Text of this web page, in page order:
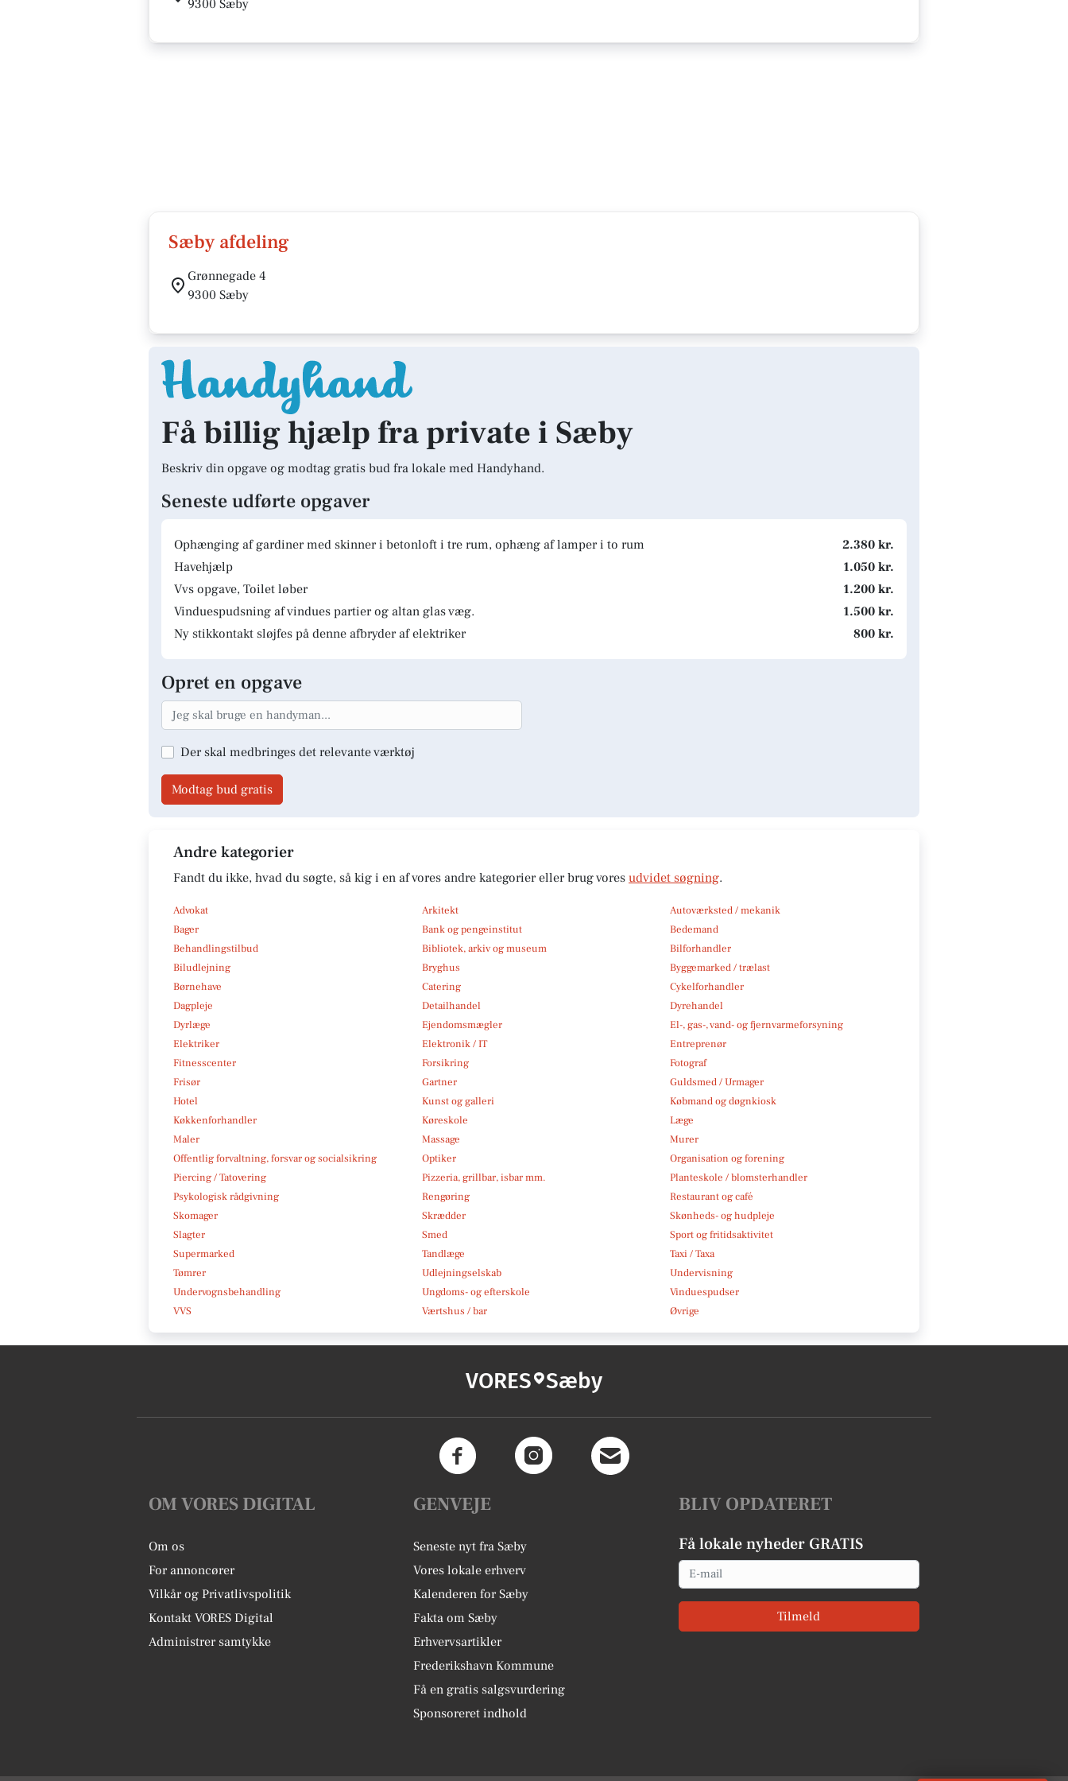
9300 Sæby
Sæby afdeling
Grønnegade 4
9300 Sæby
Få billig hjælp fra private i Sæby
Beskriv din opgave og modtag gratis bud fra lokale med Handyhand.
Seneste udførte opgaver
Ophænging af gardiner med skinner i betonloft i tre rum, ophæng af lamper i to rum
2.380 kr.
Havehjælp
1.050 kr.
Vvs opgave, Toilet løber
1.200 kr.
Vinduespudsning af vindues partier og altan glas væg.
1.500 kr.
Ny stikkontakt sløjfes på denne afbryder af elektriker
800 kr.
Opret en opgave
Der skal medbringes det relevante værktøj
Modtag bud gratis
Andre kategorier
Fandt du ikke, hvad du søgte, så kig i en af vores andre kategorier eller brug vores udvidet søgning.
Advokat Arkitekt
Autoværksted / mekanik
Bager
Bank og pengeinstitut
Bedemand
Behandlingstilbud
Bibliotek, arkiv og museum
Bilforhandler
Biludlejning
Bryghus
Byggemarked / trælast
Børnehave
Catering
Cykelforhandler
Dagpleje
Detailhandel
Dyrehandel
Dyrlæge
Ejendomsmægler
El-, gas-, vand- og fjernvarmeforsyning
Elektriker
Elektronik / IT
Entreprenør
Fitnesscenter
Forsikring
Fotograf
Frisør
Gartner
Guldsmed / Urmager
Hotel
Kunst og galleri
Købmand og døgnkiosk
Køkkenforhandler
Køreskole
Læge
Maler
Massage
Murer
Offentlig forvaltning, forsvar og socialsikring
Optiker
Organisation og forening
Piercing / Tatovering
Pizzeria, grillbar, isbar mm.
Planteskole / blomsterhandler
Psykologisk rådgivning
Rengøring
Restaurant og café
Skomager
Skrædder
Skønheds- og hudpleje
Slagter
Smed
Sport og fritidsaktivitet
Supermarked
Tandlæge
Taxi / Taxa
Tømrer
Udlejningselskab
Undervisning
Undervognsbehandling
Ungdoms- og efterskole
Vinduespudser
VVS
Værtshus / bar Øvrige
VORES Sæby
OM VORES DIGITAL
Om os
For annoncører
Vilkår og Privatlivspolitik
Kontakt VORES Digital
Administrer samtykke
GENVEJE
Seneste nyt fra Sæby
Vores lokale erhverv
Kalenderen for Sæby
Fakta om Sæby
Erhvervsartikler
Frederikshavn Kommune
Få en gratis salgsvurdering
Sponsoreret indhold
BLIV OPDATERET
Få lokale nyheder GRATIS
Email
Tilmeld